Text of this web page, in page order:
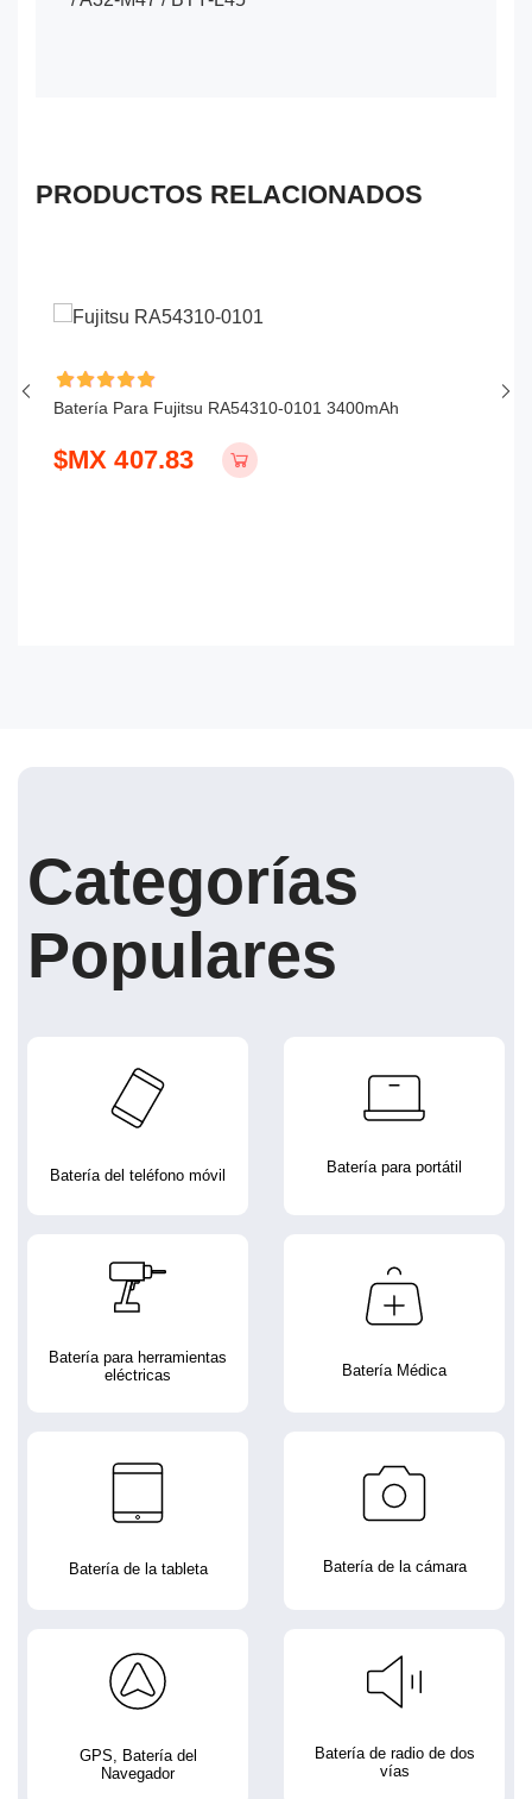
PRODUCTOS RELACIONADOS
Batería Para Fujitsu RA54310-0101 3400mAh
$MX 407.83
Categorías
Populares
Batería del teléfono móvil Batería para portátil
Batería para herramientas
eléctricas
Batería Médica
Batería de la tableta Batería de la cámara
GPS, Batería del
Navegador
Batería de radio de dos
vías